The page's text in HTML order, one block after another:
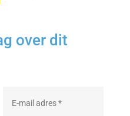
over dit